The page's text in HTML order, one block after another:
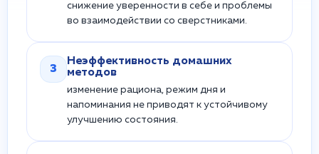
снижение уверенности в себе и проблемы
во взаимодействии со сверстниками.
3
Неэффективность домашних
методов
изменение рациона, режим дня и
напоминания не приводят к устойчивому
улучшению состояния.